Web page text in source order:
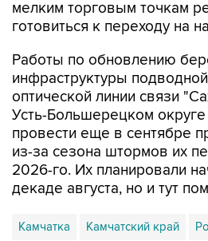
мелким торговым точкам
готовиться к переходу на
Работы по обновлению
инфраструктуры
оптической линии связи
Усть-Большерецком
провести еще в сентябре
из-за сезона штормов их
2026-го. Их планировали
декаде августа, но и тут
Камчатка Камчатский край